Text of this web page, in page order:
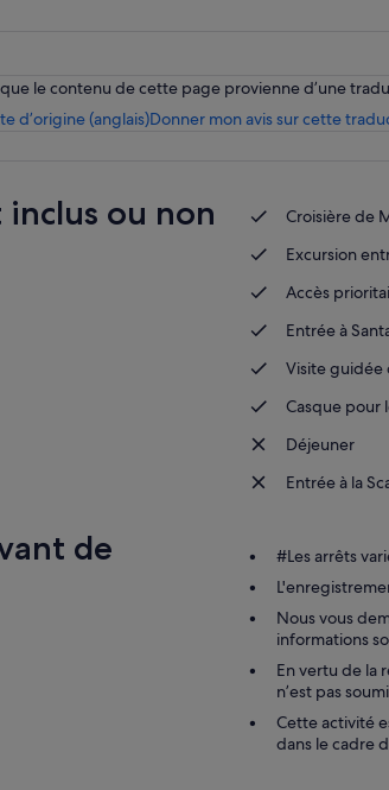
le contenu de cette page provienne d’une
d’origine (anglais)Donner mon avis sur cette
inclus ou non
Croisière de
Excursion
Accès
Entrée à
Visite guidée
Casque pour
Déjeuner
Entrée à la
de
#Les arrêts
Nous vous
informations
En vertu de la
n’est pas
Cette activité
dans le cadre